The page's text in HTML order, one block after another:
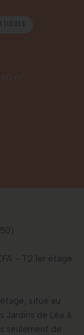
- T2 1er étage
situé au
Jardins de Léa à
seulement de